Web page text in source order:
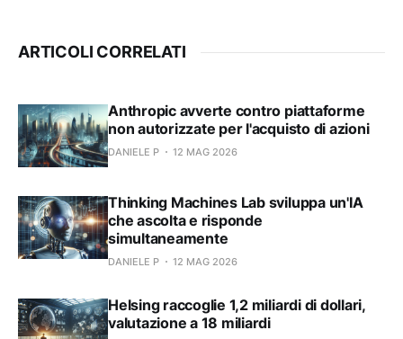
ARTICOLI CORRELATI
Anthropic avverte contro piattaforme
non autorizzate per l'acquisto di azioni
DANIELE P 12 MAG 2026
Thinking Machines Lab sviluppa un'IA
che ascolta e risponde
simultaneamente
DANIELE P 12 MAG 2026
Helsing raccoglie 1,2 miliardi di dollari,
valutazione a 18 miliardi